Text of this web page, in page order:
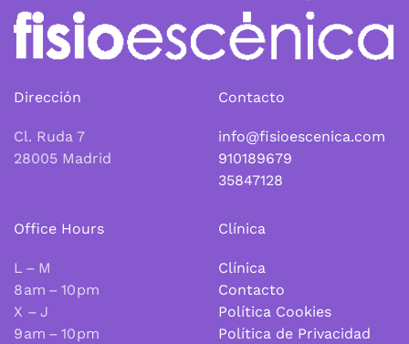
Dirección
Cl. Ruda 7
28005 Madrid
Contacto
info@fisioescenica.com
910189679
35847128
Office Hours
L – M
8 am – 10 pm
X – J
9 am – 10 pm
Clínica
Clínica
Contacto
Política Cookies
Política de Privacidad